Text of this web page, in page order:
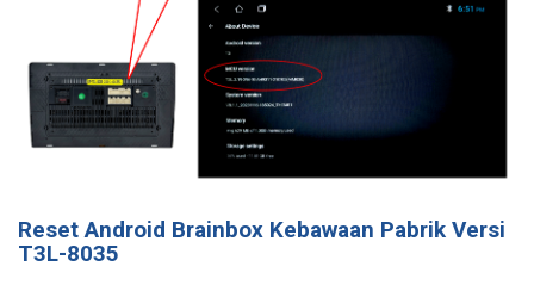
Reset Android Brainbox Kebawaan Pabrik Versi
T3L-8035